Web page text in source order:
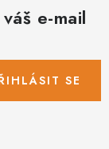
e-mail
SE